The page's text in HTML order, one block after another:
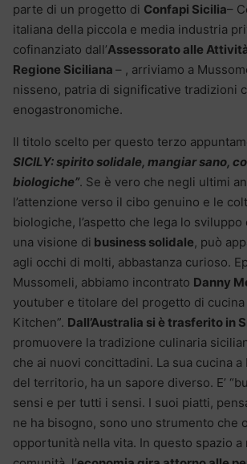
parte di un progetto di Confapi Sicilia–
italiana della piccola e media industria
cofinanziato dall’Assessorato alle
Regione Siciliana – , arriviamo a
nisseno, patria di significative tradizioni
enogastronomiche.
Il titolo scelto per questo terzo
SICILY: spirito solidale, mangiar sano,
biologiche”. Se è vero che negli ultimi
l’attenzione verso il cibo genuino e le
biologiche, l’aspetto che lega lo
una visione di business solidale, può
agli occhi di molti, abbastanza curioso.
Mussomeli, abbiamo incontrato Danny
youtuber e titolare del progetto di cucina
Kitchen”. Dall’Australia si è trasferito in
promuovere la tradizione culinaria
che ai nuovi concittadini. La sua cucina
del territorio, ha un sapore diverso. E’
sensi e per tutti i sensi. I suoi piatti,
ne ha bisogno, sono uno strumento che
opportunità nella vita. In questo spazio a